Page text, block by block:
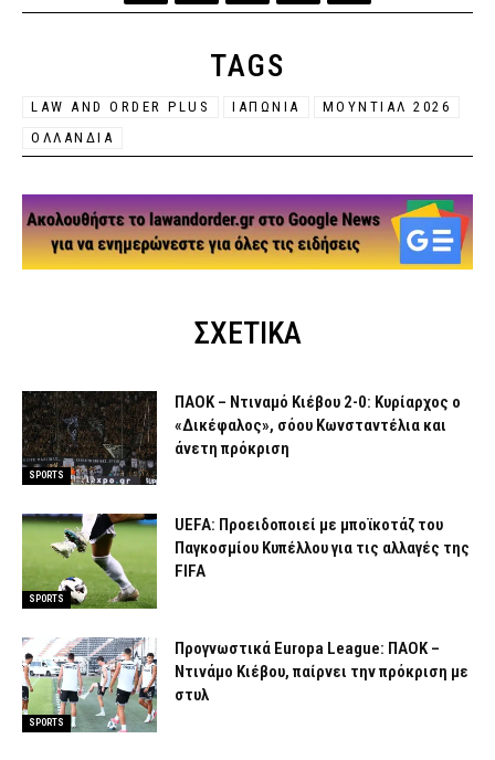
TAGS
LAW AND ORDER PLUS ΙΑΠΩΝΙΑ
ΜΟΥΝΤΙΑΛ 2026
ΟΛΛΑΝΔΙΑ
ΣΧΕΤΙΚΑ
SPORTS
ΠΑΟΚ – Ντιναμό Κιέβου 2-0: Κυρίαρχος ο
«Δικέφαλος», σόου Κωνσταντέλια και
άνετη πρόκριση
SPORTS
UEFA: Προειδοποιεί με μποϊκοτάζ του
Παγκοσμίου Κυπέλλου για τις αλλαγές της
FIFA
SPORTS
Προγνωστικά Europa League: ΠΑΟΚ –
Ντινάμο Κιέβου, παίρνει την πρόκριση με
στυλ